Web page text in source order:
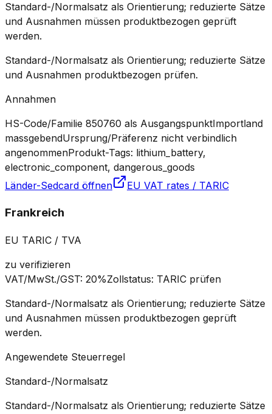
Standard-/Normalsatz als Orientierung; reduzierte Sätze
und Ausnahmen müssen produktbezogen geprüft
werden.
Standard-/Normalsatz als Orientierung; reduzierte Sätze
und Ausnahmen produktbezogen prüfen.
Annahmen
HS-Code/Familie 850760 als AusgangspunktImportland
massgebendUrsprung/Präferenz nicht verbindlich
angenommenProdukt-Tags: lithium_battery,
electronic_component, dangerous_goods
Länder-Sedcard öffnen
EU VAT rates / TARIC
Frankreich
EU TARIC / TVA
zu verifizieren
VAT/MwSt./GST: 20%Zollstatus: TARIC prüfen
Standard-/Normalsatz als Orientierung; reduzierte Sätze
und Ausnahmen müssen produktbezogen geprüft
werden.
Angewendete Steuerregel
Standard-/Normalsatz
Standard-/Normalsatz als Orientierung; reduzierte Sätze